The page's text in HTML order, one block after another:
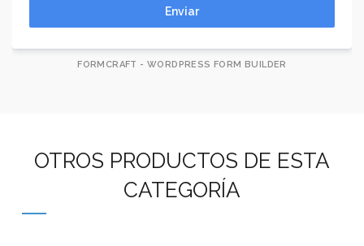
Enviar
FORMCRAFT - WORDPRESS FORM BUILDER
OTROS PRODUCTOS DE ESTA
CATEGORÍA